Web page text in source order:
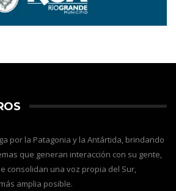
por la Patagonia y la Antártida, brindando
que generan interacción con su gente,
consolidan una voz propia del Sur,
amplia posible.